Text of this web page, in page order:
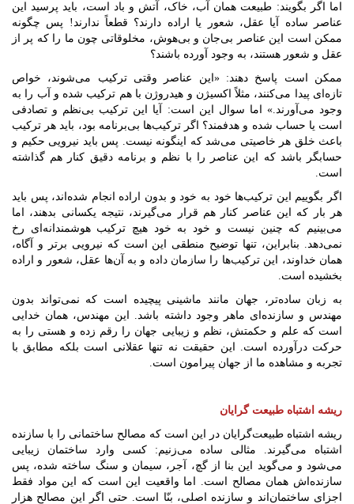
اما اگر بگویند: طبیعت همان آب، خاک، آتش و باد است، باید پرسید این
عناصر ساده آیا عقل، شعور یا اراده دارند؟ قطعاً ندارند! پس چگونه
ممکن است این عناصر بی‌جان و بی‌هوش، مخلوقاتی چون ما را که پر از
عقل و شعور هستند، به وجود آورده باشند؟
ممکن است پاسخ دهند: «این عناصر وقتی ترکیب می‌شوند، خواص
تازه‌ای پیدا می‌کنند، مثلاً اکسیژن و هیدروژن با هم ترکیب شده و آب را به
وجود می‌آورند.» اما سوال این است: آیا این ترکیب بی‌نظم و تصادفی
است یا حساب شده و هدفمند؟ اگر ترکیب‌ها بی‌برنامه بود، باید هر ترکیب
باعث خلق هر خاصیتی می‌شد که اینگونه نیست. پس باید نیرویی حکیم و
حسابگر باشد که این عناصر را با نظم و برنامه دقیق کنار هم گذاشته
است.
اگر بگوییم این ترکیب‌ها خود به خود و بدون اراده انجام شده‌اند، پس باید
هر بار که این عناصر کنار هم قرار می‌گیرند، نتیجه یکسانی بدهند، اما
می‌بینیم که چنین نیست و خود به خود هیچ ترکیب هوشمندانه‌ای رخ
نمی‌دهد. بنابراین، تنها توضیح منطقی این است که نیرویی برتر و آگاه،
همان خداوند، این ترکیب‌ها را سازمان داده و به آن‌ها عقل، شعور و اراده
بخشیده است.
به زبان ساده‌تر، جهان مانند ماشینی پیچیده است که نمی‌تواند بدون
مهندس و سازنده‌ای ماهر وجود داشته باشد. این مهندس، همان خدایی
است که علم و حکمتش، نظم و زیبایی جهان را رقم زده و هستی را به
حرکت درآورده است. این حقیقت نه تنها عقلانی است بلکه مطابق با
تجربه و مشاهده ما از جهان پیرامون است.
ریشه اشتباه طبیعت گرایان
ریشه اشتباه طبیعت‌گرایان در این است که مصالح ساختمانی را با سازنده
اشتباه می‌گیرند. مثالی ساده می‌زنیم: کسی وارد ساختمان زیبایی
می‌شود و می‌گوید این بنا از گچ، آجر، سیمان و سنگ ساخته شده، پس
سازنده‌اش همان مصالح است. اما واقعیت این است که این مواد فقط
اجزای ساختمان‌اند و سازنده اصلی، بنّا است. حتی اگر این مصالح هزار